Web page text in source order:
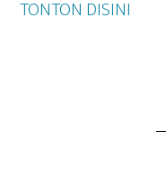
TONTON DISINI